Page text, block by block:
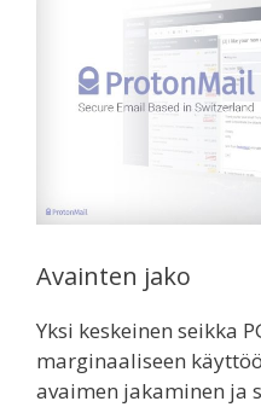
Avainten jako
Yksi keskeinen seikka
marginaaliseen
avaimen jakaminen ja